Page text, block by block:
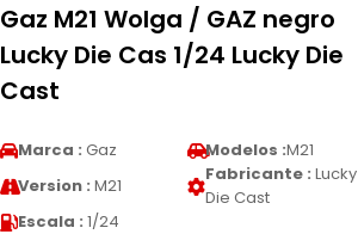
Gaz M21 Wolga / GAZ negro
Lucky Die Cas 1/24 Lucky Die
Cast
Marca : Gaz Modelos :M21
Version : M21
Fabricante : Lucky
Die Cast
Escala : 1/24